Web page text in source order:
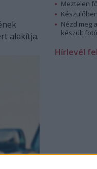
alakítja.
Meztelen
Nézd meg
készült
Hírlevél